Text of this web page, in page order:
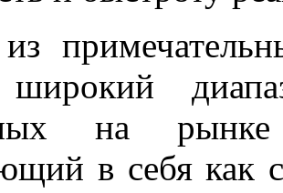
на рынке
в себя как